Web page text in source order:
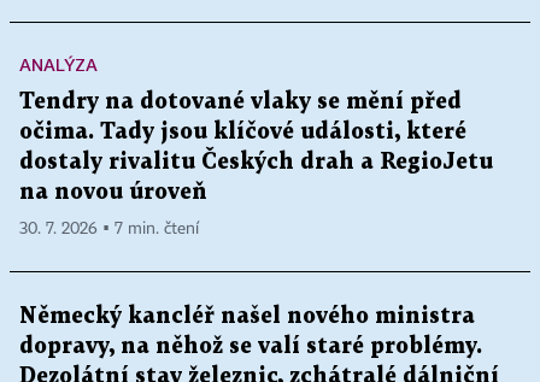
ANALÝZA
Tendry na dotované vlaky se mění před
očima. Tady jsou klíčové události, které
dostaly rivalitu Českých drah a RegioJetu
na novou úroveň
30. 7. 2026 ▪ 7 min. čtení
Německý kancléř našel nového ministra
dopravy, na něhož se valí staré problémy.
Dezolátní stav železnic, zchátralé dálniční